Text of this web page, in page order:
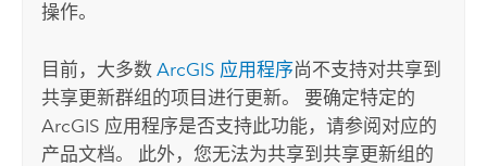
操作。
目前，大多数ArcGIS 应用程序尚不支持对共享到
共享更新群组的项目进行更新。 要确定特定的
ArcGIS 应用程序是否支持此功能，请参阅对应的
产品文档。 此外，您无法为共享到共享更新组的